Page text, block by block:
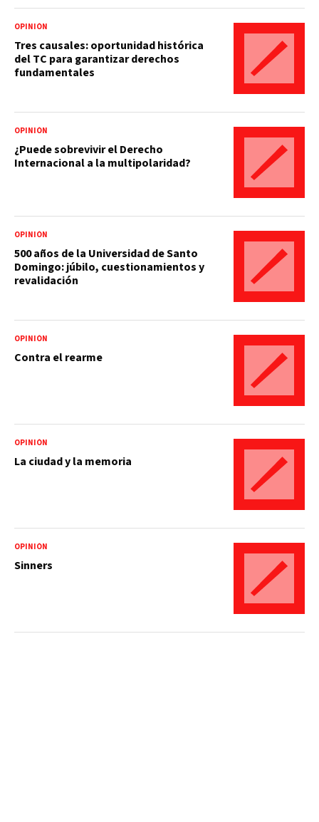
OPINIÓN
Tres causales: oportunidad histórica
del TC para garantizar derechos
fundamentales
OPINIÓN
¿Puede sobrevivir el Derecho
Internacional a la multipolaridad?
OPINIÓN
500 años de la Universidad de Santo
Domingo: júbilo, cuestionamientos y
revalidación
OPINIÓN
Contra el rearme
OPINIÓN
La ciudad y la memoria
OPINIÓN
Sinners